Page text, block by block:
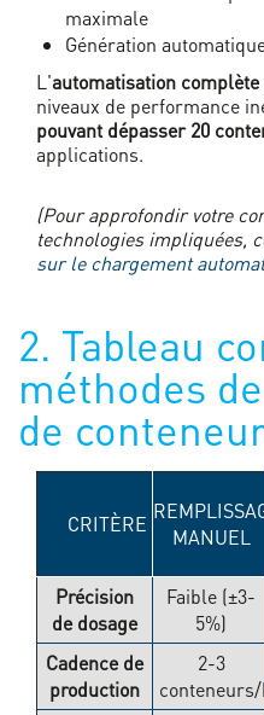
maximale
Génération
L'automatisation complète
niveaux de performance
pouvant dépasser 20
applications.
(Pour approfondir votre
technologies impliquées,
sur le chargement
2. Tableau
méthodes
de
CRITÈRE
MANUEL
Précision
de dosage
Faible (±3-
5%)
Cadence de
production
2-3